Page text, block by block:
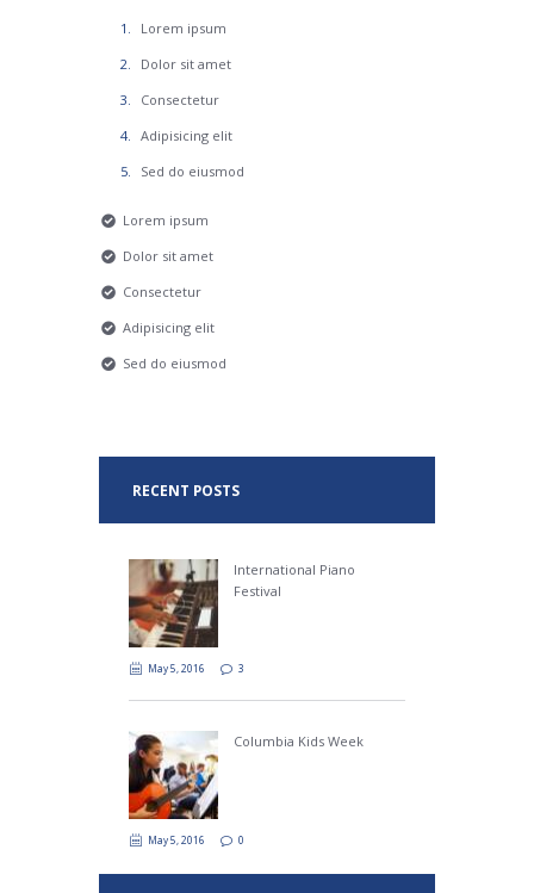
Lorem ipsum
Dolor sit amet
Consectetur
Adipisicing elit
Sed do eiusmod
Lorem ipsum
Dolor sit amet
Consectetur
Adipisicing elit
Sed do eiusmod
RECENT POSTS
International Piano
Festival
May 5, 2016 3
Columbia Kids Week
May 5, 2016 0